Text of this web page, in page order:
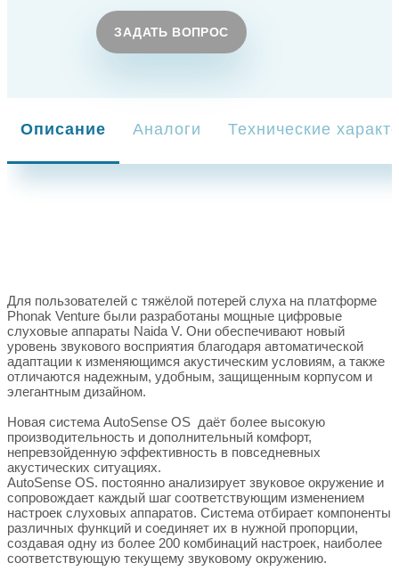
ЗАДАТЬ ВОПРОС
Описание Аналоги Технические
Для пользователей с тяжёлой потерей слуха на платформе
Phonak Venture были разработаны мощные цифровые
слуховые аппараты Naida V. Они обеспечивают новый
уровень звукового восприятия благодаря автоматической
адаптации к изменяющимся акустическим условиям, а также
отличаются надежным, удобным, защищенным корпусом и
элегантным дизайном.
Новая система AutoSense OS даёт более высокую
производительность и дополнительный комфорт,
непревзойденную эффективность в повседневных
акустических ситуациях.
AutoSense OS. постоянно анализирует звуковое окружение и
сопровождает каждый шаг соответствующим изменением
настроек слуховых аппаратов. Система отбирает компоненты
различных функций и соединяет их в нужной пропорции,
создавая одну из более 200 комбинаций настроек, наиболее
соответствующую текущему звуковому окружению.